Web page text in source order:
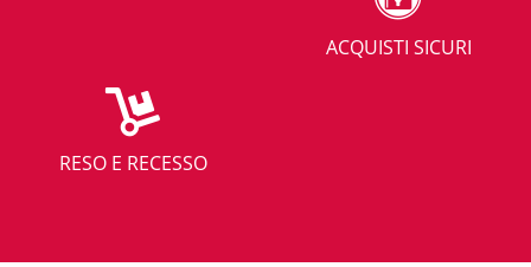
ACQUISTI SICURI
RESO E RECESSO